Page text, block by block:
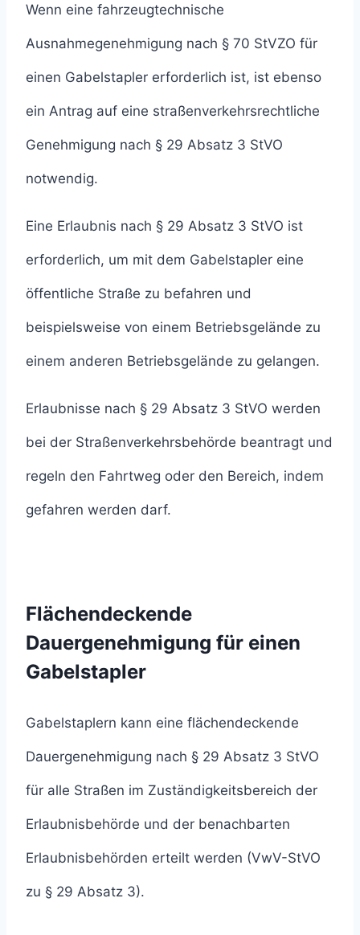
Wenn eine fahrzeugtechnische
Ausnahmegenehmigung nach § 70 StVZO für
einen Gabelstapler erforderlich ist, ist ebenso
ein Antrag auf eine straßenverkehrsrechtliche
Genehmigung nach § 29 Absatz 3 StVO
notwendig.
Eine Erlaubnis nach § 29 Absatz 3 StVO ist
erforderlich, um mit dem Gabelstapler eine
öffentliche Straße zu befahren und
beispielsweise von einem Betriebsgelände zu
einem anderen Betriebsgelände zu gelangen.
Erlaubnisse nach § 29 Absatz 3 StVO werden
bei der Straßenverkehrsbehörde beantragt und
regeln den Fahrtweg oder den Bereich, indem
gefahren werden darf.
Flächendeckende
Dauergenehmigung für einen
Gabelstapler
Gabelstaplern kann eine flächendeckende
Dauergenehmigung nach § 29 Absatz 3 StVO
für alle Straßen im Zuständigkeitsbereich der
Erlaubnisbehörde und der benachbarten
Erlaubnisbehörden erteilt werden (VwV-StVO
zu § 29 Absatz 3).